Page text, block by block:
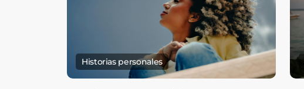
Historias personales